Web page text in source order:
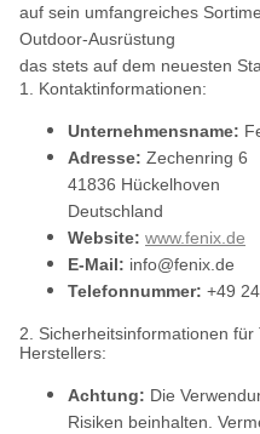
auf sein umfangreiches
Outdoor-Ausrüstung
das stets auf dem neuesten
1. Kontaktinformationen:
Unternehmensname:
Adresse: Zechenring 6
41836 Hückelhoven
Deutschland
Website: www.fenix.de
E-Mail: info@fenix.de
Telefonnummer: +49
2. Sicherheitsinformationen für
Herstellers:
Achtung: Die
Risiken beinhalten.